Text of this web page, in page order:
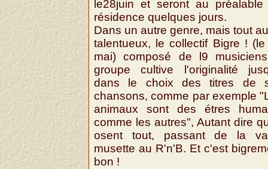
le28juin et seront au préalable
résidence quelques jours.
Dans un autre genre, mais tout
talentueux, le collectif Bigre !
mai) composé de l9
groupe cultive l'originalité
dans le choix des titres de
chansons, comme par exemple
animaux sont des étres
comme les autres", Autant dire
osent tout, passant de la
musette au R'n'B. Et c'est
bon !